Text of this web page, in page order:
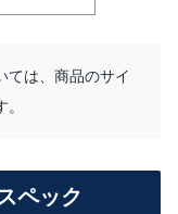
ては、商品のサイ
ペック